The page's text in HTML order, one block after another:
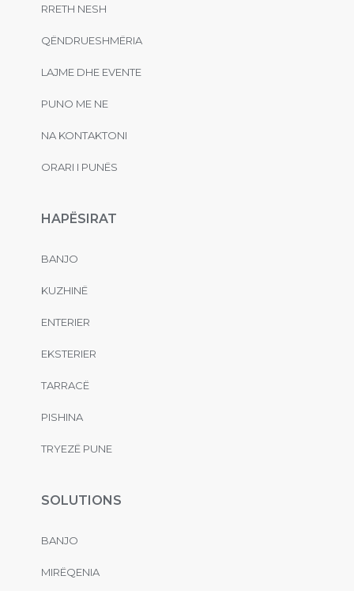
RRETH NESH
QËNDRUESHMËRIA
LAJME DHE EVENTE
PUNO ME NE
NA KONTAKTONI
ORARI I PUNËS
HAPËSIRAT
BANJO
KUZHINË
ENTERIER
EKSTERIER
TARRACË
PISHINA
TRYEZË PUNE
SOLUTIONS
BANJO
MIRËQENIA